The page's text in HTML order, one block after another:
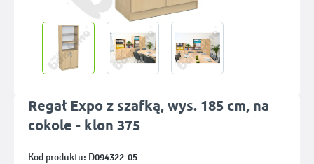
Regał Expo z szafką, wys. 185 cm, na
cokole - klon 375
Kod produktu: D094322-05